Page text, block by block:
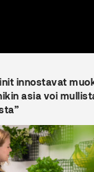
innostavat
asia voi